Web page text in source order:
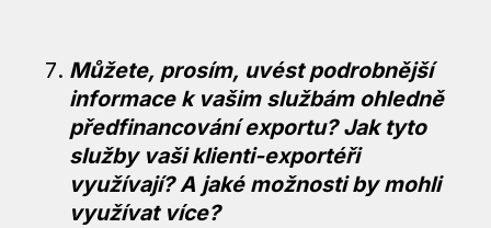
Můžete, prosím, uvést podrobnější
informace k vašim službám ohledně
předfinancování exportu? Jak tyto
služby vaši klienti-exportéři
využívají? A jaké možnosti by mohli
využívat více?